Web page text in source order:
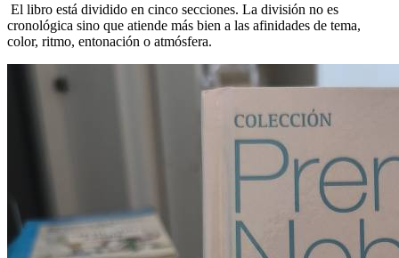
El libro está dividido en cinco secciones. La división no es
cronológica sino que atiende más bien a las afinidades de tema,
color, ritmo, entonación o atmósfera.